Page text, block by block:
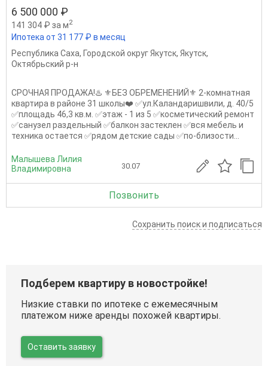
6 500 000 ₽
141 304 ₽ за м2
Ипотека от 31 177 ₽ в месяц
Республика Саха, Городской округ Якутск, Якутск,
Октябрьский р-н
СРОЧНАЯ ПРОДАЖА!♨️ ⚜️БЕЗ ОБРЕМЕНЕНИЙ⚜️ 2-комнатная
квартира в районе 31 школы❤️‍ ✅ул.Каландаришвили, д. 40/5
✅площадь 46,3 кв.м. ✅этаж - 1 из 5 ✅косметический ремонт
✅санузел раздельный ✅балкон застеклен ✅вся мебель и
техника остается ✅рядом детские сады ✅по-близости...
Малышева Лилия
Владимировна
30.07
Позвонить
Сохранить поиск и подписаться
Подберем квартиру в новостройке!
Низкие ставки по ипотеке с ежемесячным
платежом ниже аренды похожей квартиры.
Оставить заявку